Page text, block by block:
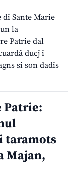
di Sante Marie
la
Patrie dal
ducj i
si son dadis
Patrie:
taramots
Majan,